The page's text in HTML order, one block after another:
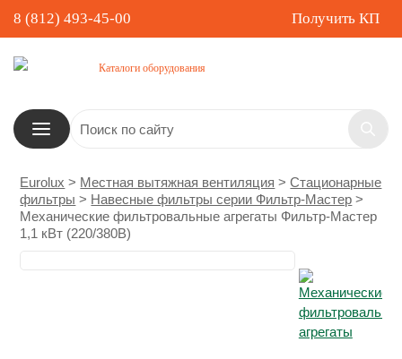
8 (812) 493-45-00 Получить КП
Каталоги оборудования
Eurolux > Местная вытяжная вентиляция >Стационарные
фильтры > Навесные фильтры серии Фильтр-Мастер >
Механические фильтровальные агрегаты Фильтр-Мастер
1,1 кВт (220/380В)